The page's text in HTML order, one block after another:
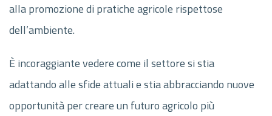
alla promozione di pratiche agricole rispettose
dell’ambiente.
È incoraggiante vedere come il settore si stia
adattando alle sfide attuali e stia abbracciando nuove
opportunità per creare un futuro agricolo più